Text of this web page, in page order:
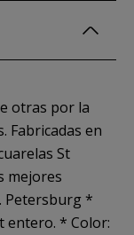
otras por la
Fabricadas en
St
mejores
Petersburg *
entero. * Color: